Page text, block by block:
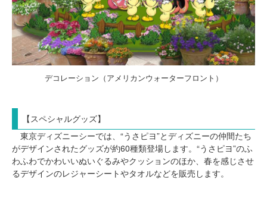
デコレーション（アメリカンウォーターフロント）
【スペシャルグッズ】
東京ディズニーシーでは、“うさピヨ”とディズニーの仲間たち
がデザインされたグッズが約60種類登場します。“うさピヨ”のふ
わふわでかわいいぬいぐるみやクッションのほか、春を感じさせ
るデザインのレジャーシートやタオルなどを販売します。